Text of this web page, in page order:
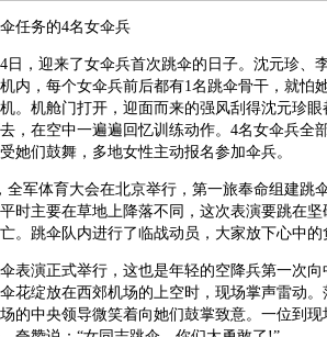
任务的4名女伞兵
日，迎来了女伞兵首次跳伞的日子。沈元珍、
内，每个女伞兵前后都有1名跳伞骨干，就怕
。机舱门打开，迎面而来的强风刮得沈元珍
，在空中一遍遍回忆训练动作。4名女伞兵全
她们鼓舞，多地女性主动报名参加伞兵。
全军体育大会在北京举行，第一旅奉命组建跳
时主要在草地上降落不同，这次表演要跳在
。跳伞队内进行了临战动员，大家放下心中的
表演正式举行，这也是年轻的空降兵第一次
花绽放在西郊机场的上空时，现场掌声雷动
的中央领导微笑着向她们鼓掌致意。一位到